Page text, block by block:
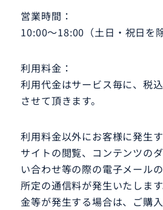
営業時間：
10:00～18:00（土日・祝日を除
利用料金：
利用代金はサービス毎に、税
させて頂きます。
利用料金以外にお客様に発生
サイトの閲覧、コンテンツの
い合わせ等の際の電子メール
所定の通信料が発生いたしま
金等が発生する場合は、ご購